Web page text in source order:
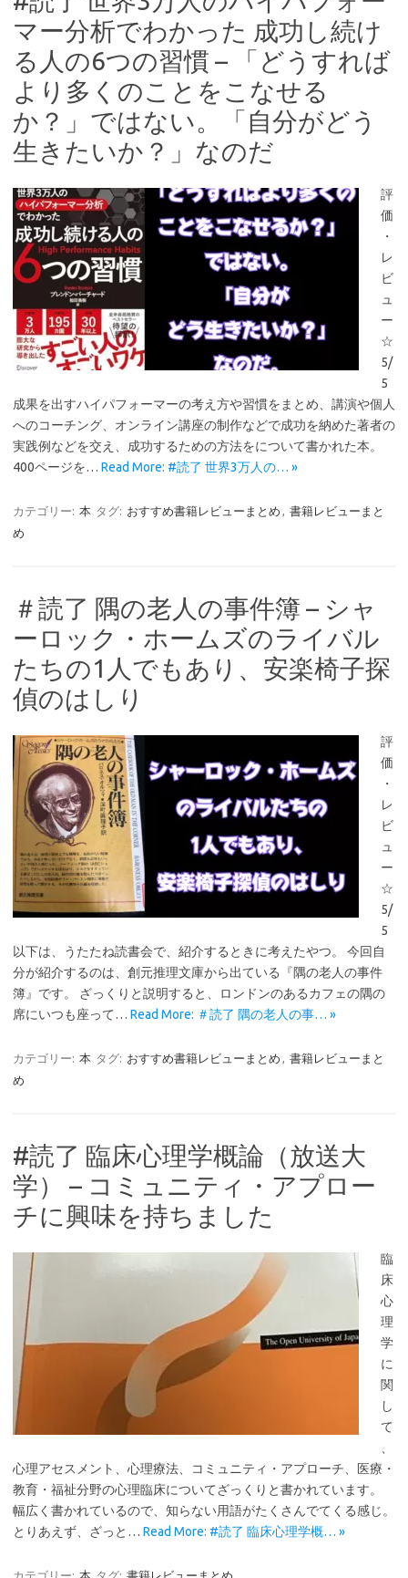
マー分析でわかった 成功し続け
る人の6つの習慣 – 「どうすれば
より多くのことをこなせる
か？」ではない。「自分がどう
生きたいか？」なのだ
評
価
・
レ
ビ
ュ
ー
☆
5/
5
成果を出すハイパフォーマーの考え方や習慣をまとめ、講演や個人
へのコーチング、オンライン講座の制作などで成功を納めた著者の
実践例などを交え、成功するための方法をについて書かれた本。
400ページを… Read More: #読了 世界3万人の… »
カテゴリー: 本 タグ: おすすめ書籍レビューまとめ , 書籍レビューまと
め
＃読了 隅の老人の事件簿 – シャ
ーロック・ホームズのライバル
たちの1人でもあり、安楽椅子探
偵のはしり
評
価
・
レ
ビ
ュ
ー
☆
5/
5
以下は、うたたね読書会で、紹介するときに考えたやつ。 今回自
分が紹介するのは、創元推理文庫から出ている『隅の老人の事件
簿』です。 ざっくりと説明すると、ロンドンのあるカフェの隅の
席にいつも座って… Read More: ＃読了 隅の老人の事… »
カテゴリー: 本 タグ: おすすめ書籍レビューまとめ , 書籍レビューまと
め
#読了 臨床心理学概論（放送大
学） – コミュニティ・アプロー
チに興味を持ちました
臨
床
心
理
学
に
関
し
て
心理アセスメント、心理療法、コミュニティ・アプローチ、医療・
教育・福祉分野の心理臨床についてざっくりと書かれています。
幅広く書かれているので、知らない用語がたくさんでてくる感じ。
とりあえず、ざっと… Read More: #読了 臨床心理学概… »
カテゴリー: 本 タグ: 書籍レビューまとめ